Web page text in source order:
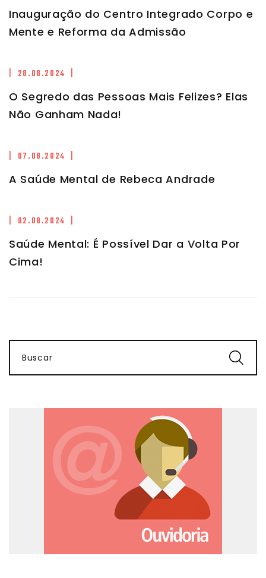
Inauguração do Centro Integrado Corpo e
Mente e Reforma da Admissão
| 28.08.2024 |
O Segredo das Pessoas Mais Felizes? Elas
Não Ganham Nada!
| 07.08.2024 |
A Saúde Mental de Rebeca Andrade
| 02.08.2024 |
Saúde Mental: É Possível Dar a Volta Por
Cima!
Buscar